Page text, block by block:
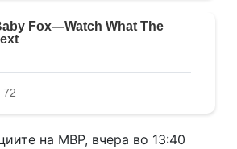
на МВР, вчера во 13:40